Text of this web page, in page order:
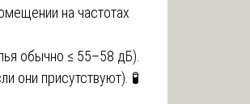
на частотах
обычно ≤ 55–58 дБ).
они присутствуют). 🧪